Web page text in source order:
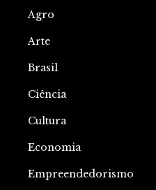
Agro
Arte
Brasil
Ciência
Cultura
Economia
Empreendedorismo